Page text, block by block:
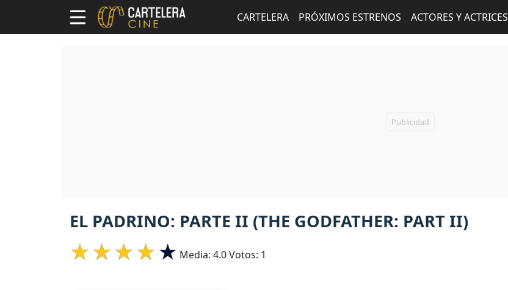
CARTELERA PRÓXIMOS ESTRENOS ACTORES Y ACTRICES
EL PADRINO: PARTE II (THE GODFATHER: PART II)
Media: 4.0Votos: 1